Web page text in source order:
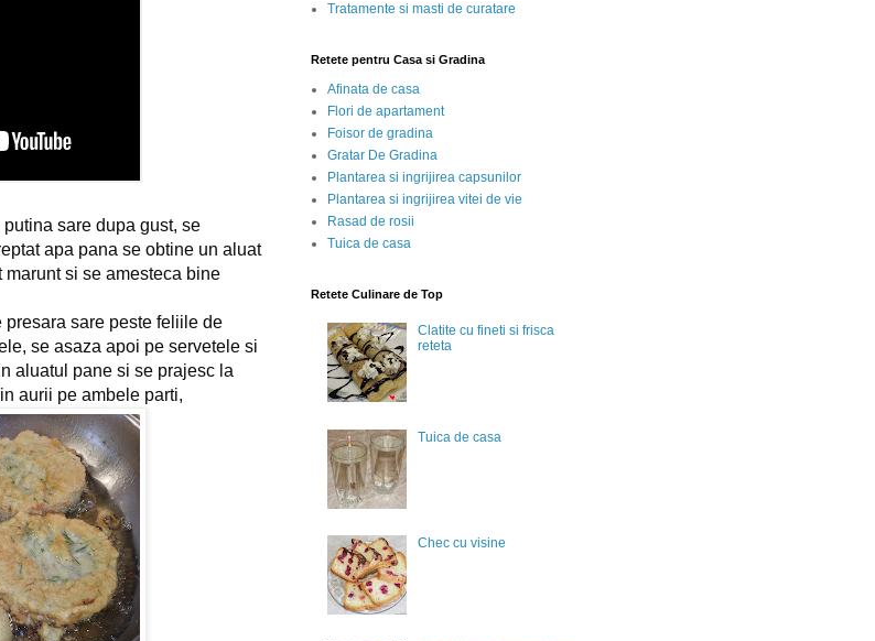
sare dupa gust, se
apa pana se obtine un aluat
marunt si se amesteca bine
se asaza apoi pe servetele si
aluatul pane si se prajesc la
aurii pe ambele parti,
Tratamente si masti de curatare
Retete pentru Casa si Gradina
Afinata de casa
Flori de apartament
Foisor de gradina
Gratar De Gradina
Plantarea si ingrijirea capsunilor
Plantarea si ingrijirea vitei de vie
Rasad de rosii
Tuica de casa
Retete Culinare de Top
Clatite cu fineti si frisca
reteta
Tuica de casa
Chec cu visine